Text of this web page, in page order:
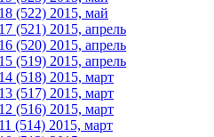
(522) 2015, май
(521) 2015, апрель
(520) 2015, апрель
(519) 2015, апрель
(518) 2015, март
(517) 2015, март
(516) 2015, март
(514) 2015, март